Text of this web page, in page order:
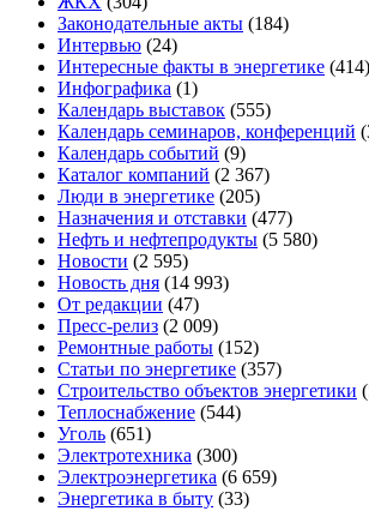
Законодательные акты (184)
Интервью (24)
Интересные факты в энергетике (414)
Инфографика (1)
Календарь выставок (555)
Календарь семинаров, конференций
Календарь событий (9)
Каталог компаний (2 367)
Люди в энергетике (205)
Назначения и отставки (477)
Нефть и нефтепродукты (5 580)
Новости (2 595)
Новость дня (14 993)
От редакции (47)
Пресс-релиз (2 009)
Ремонтные работы (152)
Статьи по энергетике (357)
Строительство объектов энергетики
Теплоснабжение (544)
Уголь (651)
Электротехника (300)
Электроэнергетика (6 659)
Энергетика в быту (33)